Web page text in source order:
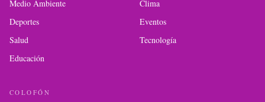
Medio Ambiente
Clima
Deportes
Eventos
Salud
Tecnología
Educación
COLOFÓN